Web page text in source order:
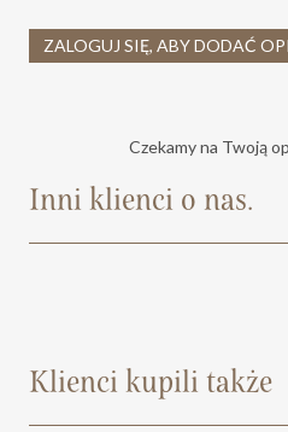
ZALOGUJ SIĘ, ABY DODAĆ
Czekamy na Twoją
Inni klienci o nas.
Klienci kupili także